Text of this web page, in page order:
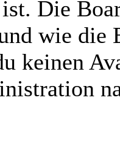
Die
wie die
keinen